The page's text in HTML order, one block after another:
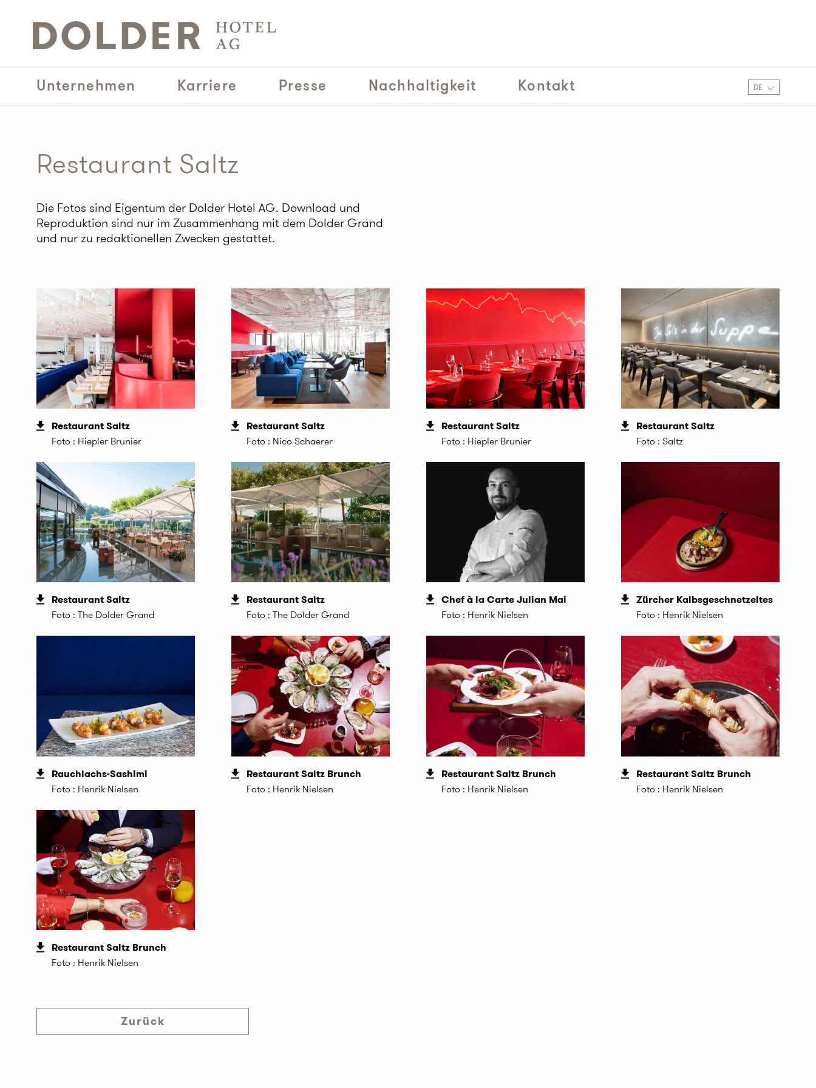
Unternehmen Karriere Presse Nachhaltigkeit Kontakt DE
Restaurant Saltz
Die Fotos sind Eigentum der Dolder Hotel AG. Download und
Reproduktion sind nur im Zusammenhang mit dem Dolder Grand
und nur zu redaktionellen Zwecken gestattet.
Restaurant Saltz
Foto : Hiepler Brunier
Restaurant Saltz
Foto : Nico Schaerer
Restaurant Saltz
Foto : Hiepler Brunier
Restaurant Saltz
Foto : Saltz
Restaurant Saltz
Foto : The Dolder Grand
Restaurant Saltz
Foto : The Dolder Grand
Chef à la Carte Julian Mai
Foto : Henrik Nielsen
Zürcher Kalbsgeschnetzeltes
Foto : Henrik Nielsen
Rauchlachs-Sashimi
Foto : Henrik Nielsen
Restaurant Saltz Brunch
Foto : Henrik Nielsen
Restaurant Saltz Brunch
Foto : Henrik Nielsen
Restaurant Saltz Brunch
Foto : Henrik Nielsen
Restaurant Saltz Brunch
Foto : Henrik Nielsen
Zurück